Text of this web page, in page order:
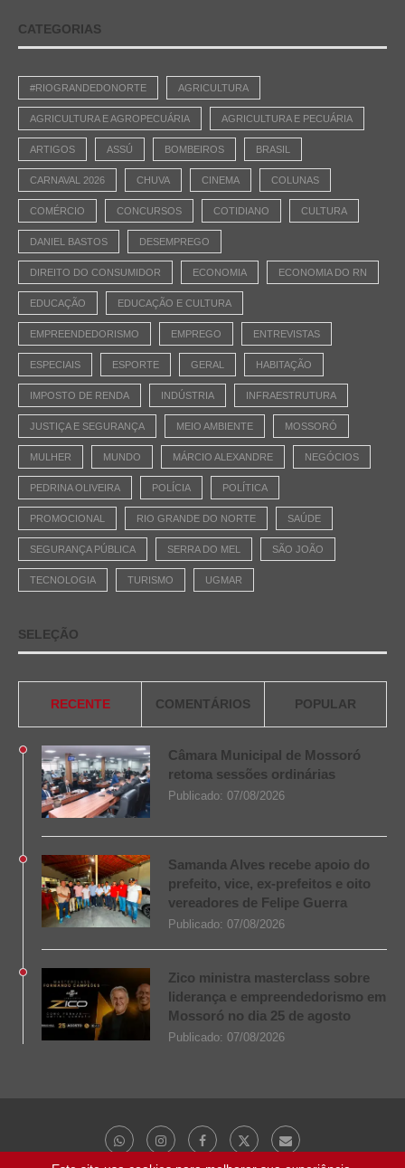
CATEGORIAS
#RIOGRANDEDONORTE AGRICULTURA
AGRICULTURA E AGROPECUÁRIA AGRICULTURA E PECUÁRIA
ARTIGOS ASSÚ BOMBEIROS BRASIL
CARNAVAL 2026 CHUVA CINEMA COLUNAS
COMÉRCIO CONCURSOS COTIDIANO CULTURA
DANIEL BASTOS DESEMPREGO
DIREITO DO CONSUMIDOR ECONOMIA ECONOMIA DO RN
EDUCAÇÃO EDUCAÇÃO E CULTURA
EMPREENDEDORISMO EMPREGO ENTREVISTAS
ESPECIAIS ESPORTE GERAL HABITAÇÃO
IMPOSTO DE RENDA INDÚSTRIA INFRAESTRUTURA
JUSTIÇA E SEGURANÇA MEIO AMBIENTE MOSSORÓ
MULHER MUNDO MÁRCIO ALEXANDRE NEGÓCIOS
PEDRINA OLIVEIRA POLÍCIA POLÍTICA
PROMOCIONAL RIO GRANDE DO NORTE SAÚDE
SEGURANÇA PÚBLICA SERRA DO MEL SÃO JOÃO
TECNOLOGIA TURISMO UGMAR
SELEÇÃO
RECENTE COMENTÁRIOS POPULAR
Câmara Municipal de Mossoró
retoma sessões ordinárias
Publicado: 07/08/2026
Samanda Alves recebe apoio do
prefeito, vice, ex-prefeitos e oito
vereadores de Felipe Guerra
Publicado: 07/08/2026
Zico ministra masterclass sobre
liderança e empreendedorismo em
Mossoró no dia 25 de agosto
Publicado: 07/08/2026